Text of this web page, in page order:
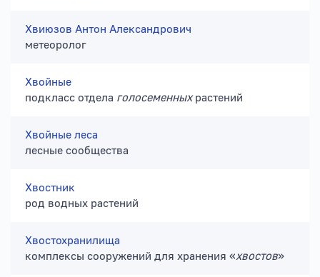
Хвиюзов Антон Александрович
метеоролог
Хвойные
подкласс отдела голосеменныхрастений
Хвойные леса
лесные сообщества
Хвостник
род водных растений
Хвостохранилища
комплексы сооружений для хранения «хвостов»